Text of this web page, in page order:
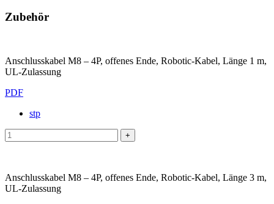
Zubehör
Anschlusskabel M8 – 4P, offenes Ende, Robotic-Kabel, Länge 1 m,
UL-Zulassung
PDF
stp
Anschlusskabel M8 – 4P, offenes Ende, Robotic-Kabel, Länge 3 m,
UL-Zulassung